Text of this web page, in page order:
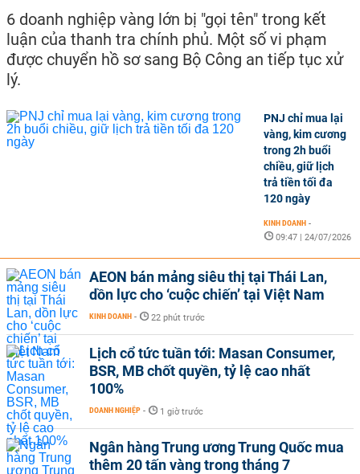
6 doanh nghiệp vàng lớn bị "gọi tên" trong kết
luận của thanh tra chính phủ. Một số vi phạm
được chuyển hồ sơ sang Bộ Công an tiếp tục xử
lý.
PNJ chỉ mua lại
vàng, kim cương
trong 2h buổi
chiều, giữ lịch
trả tiền tối đa
120 ngày
KINH DOANH -
09:47 | 24/07/2026
AEON bán mảng siêu thị tại Thái Lan,
dồn lực cho ‘cuộc chiến’ tại Việt Nam
KINH DOANH - 22 phút trước
Lịch cổ tức tuần tới: Masan Consumer,
BSR, MB chốt quyền, tỷ lệ cao nhất
100%
DOANH NGHIỆP - 1 giờ trước
Ngân hàng Trung ương Trung Quốc mua
thêm 20 tấn vàng trong tháng 7